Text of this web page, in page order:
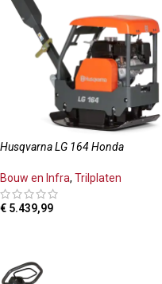
Husqvarna LG 164 Honda
Bouw en Infra, Trilplaten
€ 5.439,99